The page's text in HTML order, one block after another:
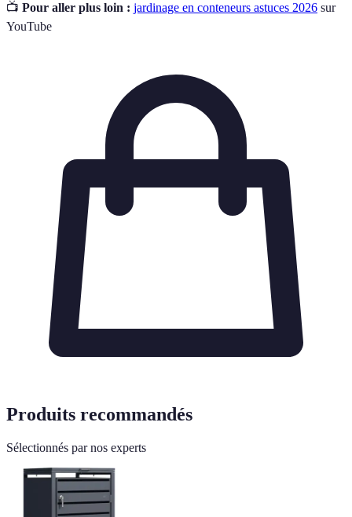
📺 Pour aller plus loin : jardinage en conteneurs astuces 2026 sur
YouTube
Produits recommandés
Sélectionnés par nos experts